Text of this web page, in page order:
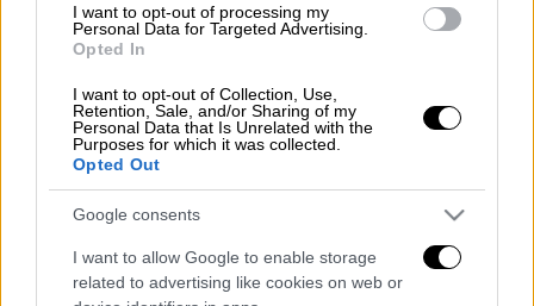
I want to opt-out of processing my
Personal Data for Targeted Advertising.
Opted In
I want to opt-out of Collection, Use,
Retention, Sale, and/or Sharing of my
Personal Data that Is Unrelated with the
Purposes for which it was collected.
Opted Out
Google consents
I want to allow Google to enable storage
related to advertising like cookies on web or
Γι’ αυτό το λόγο, οβελονισμόςέχει
αποδειχθεί αποτελεσματικός στη θεραπεία
τόσο των οξέων, όσο και των χρόνιων
νευρολογικών παθήσεων και συμπτωμάτων.
Εδώ έχουμε συλλέξει όμως τα βασικά οφέλη
που ο βελονισμός μπορεί να προσφέρει στον
εγκέφαλο, καθώς υπάρχουν συγκεκριμένα
σημεία βελονισμού, που συνδέονται άμεσα
με τον εγκεφαλικό φλοιό και το μεταιχμιακό